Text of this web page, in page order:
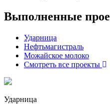
Выполненные
Ударница
Нефтьмагистраль
Можайское молоко
Смотреть все проекты
Ударница